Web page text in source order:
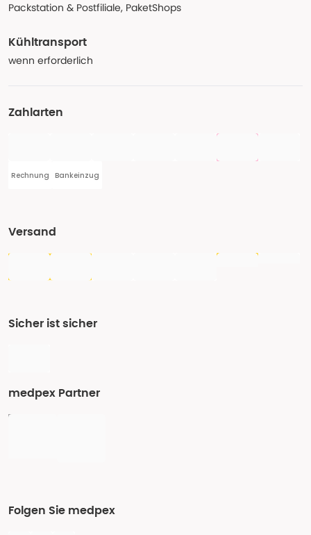
Packstation & Postfiliale, PaketShops
Kühltransport
wenn erforderlich
Zahlarten
Rechnung Bankeinzug
Versand
Sicher ist sicher
medpex Partner
Folgen Sie medpex